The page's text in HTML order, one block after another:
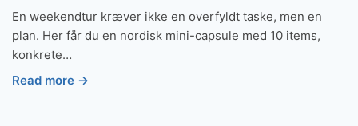
En weekendtur kræver ikke en overfyldt taske, men en
plan. Her får du en nordisk mini-capsule med 10 items,
konkrete…
Read more →